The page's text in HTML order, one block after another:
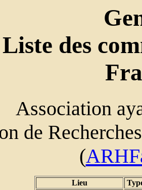
Liste des
Association
de
(
Lieu